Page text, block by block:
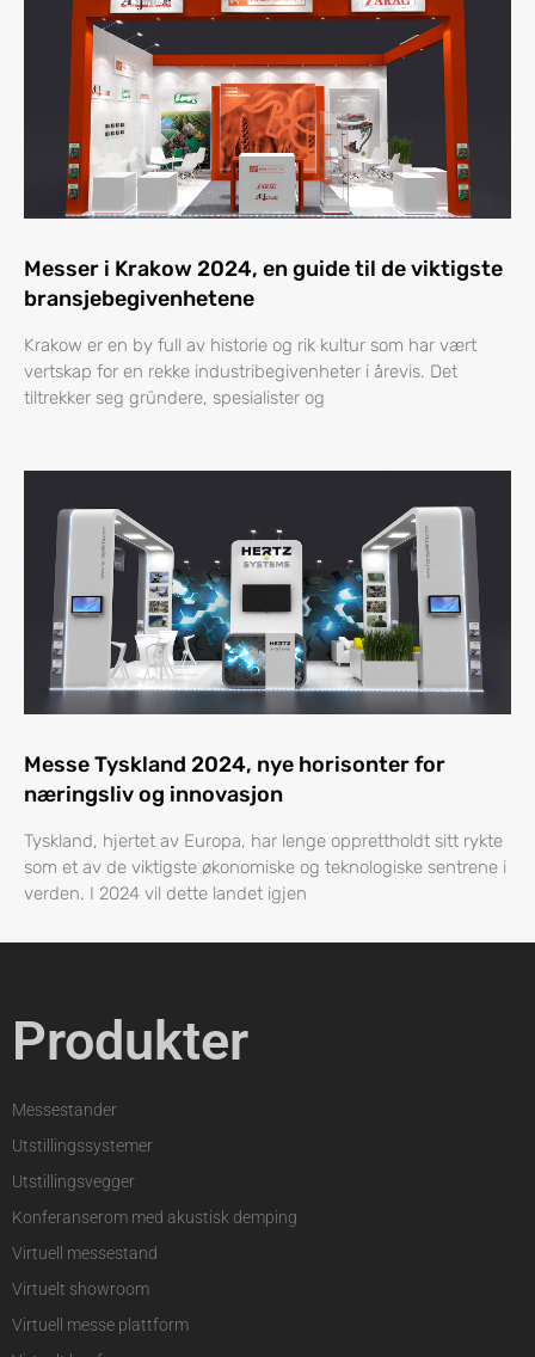
Messer i Krakow 2024, en guide til de viktigste
bransjebegivenhetene
Krakow er en by full av historie og rik kultur som har vært
vertskap for en rekke industribegivenheter i årevis. Det
tiltrekker seg gründere, spesialister og
Messe Tyskland 2024, nye horisonter for
næringsliv og innovasjon
Tyskland, hjertet av Europa, har lenge opprettholdt sitt rykte
som et av de viktigste økonomiske og teknologiske sentrene i
verden. I 2024 vil dette landet igjen
Produkter
Messestander
Utstillingssystemer
Utstillingsvegger
Konferanserom med akustisk demping
Virtuell messestand
Virtuelt showroom
Virtuell messe plattform